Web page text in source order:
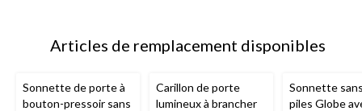
Articles de remplacement disponibles
Sonnette de porte à
bouton-pressoir sans
Carillon de porte
lumineux à brancher
Sonnette
piles Globe